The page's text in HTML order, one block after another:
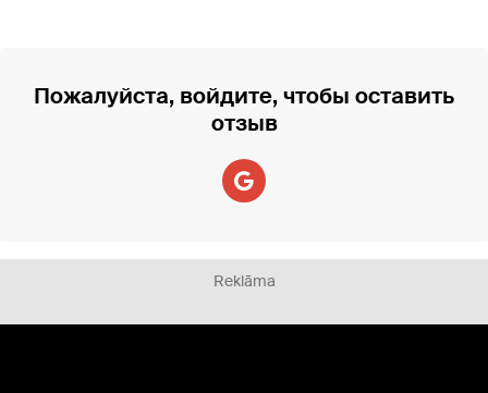
Пожалуйста, войдите, чтобы оставить
отзыв
Reklāma